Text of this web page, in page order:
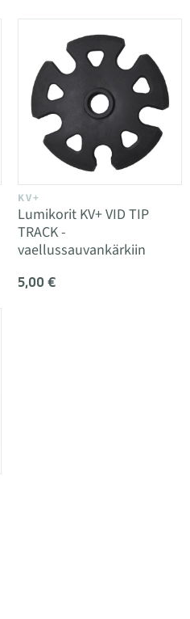
KV+
Lumikorit KV+ VID TIP
TRACK -
vaellussauvankärkiin
5,00 €